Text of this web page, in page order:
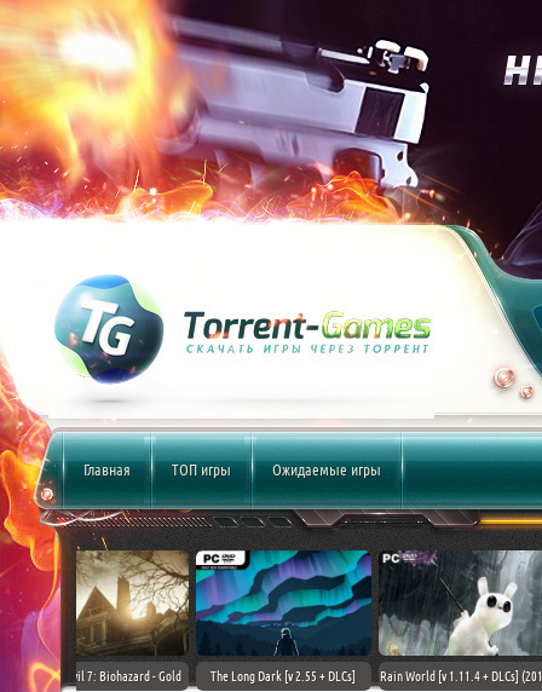
Главная ТОП игры Ожидаемые игры
(2017)
TheHunter: Call of the Wild [+
Downward: Enhanced Edition
Field of Glory II [+